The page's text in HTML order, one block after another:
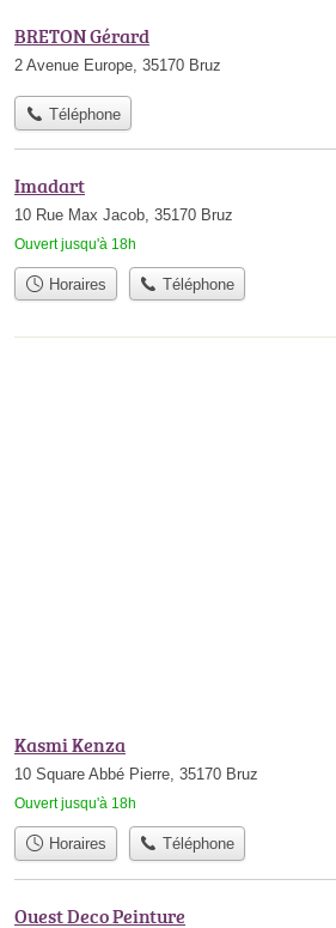
BRETON Gérard
2 Avenue Europe, 35170 Bruz
Téléphone
Imadart
10 Rue Max Jacob, 35170 Bruz
Ouvert jusqu'à 18h
Horaires Téléphone
Kasmi Kenza
10 Square Abbé Pierre, 35170 Bruz
Ouvert jusqu'à 18h
Horaires Téléphone
Ouest Deco Peinture